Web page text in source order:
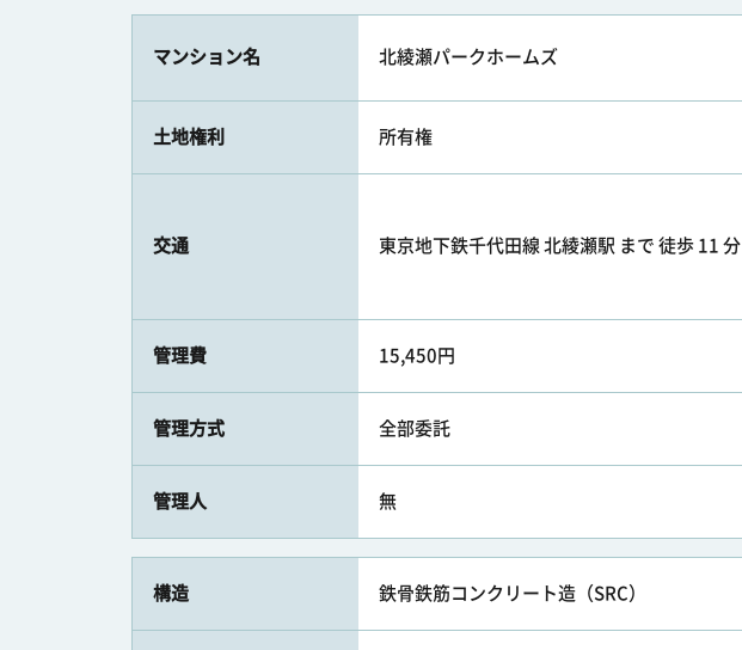
マンション名 北綾瀬パークホームズ
土地権利 所有権
交通 東京地下鉄千代田線 北綾瀬駅 まで 徒歩 11 分
管理費 15,450円
管理方式 全部委託
管理人 無
構造 鉄骨鉄筋コンクリート造（SRC）